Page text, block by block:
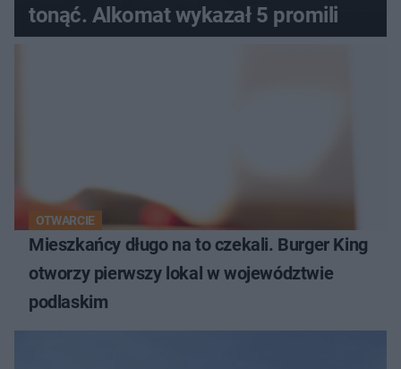
tonąć. Alkomat wykazał 5 promili
OTWARCIE
Mieszkańcy długo na to czekali. Burger King
otworzy pierwszy lokal w województwie
podlaskim